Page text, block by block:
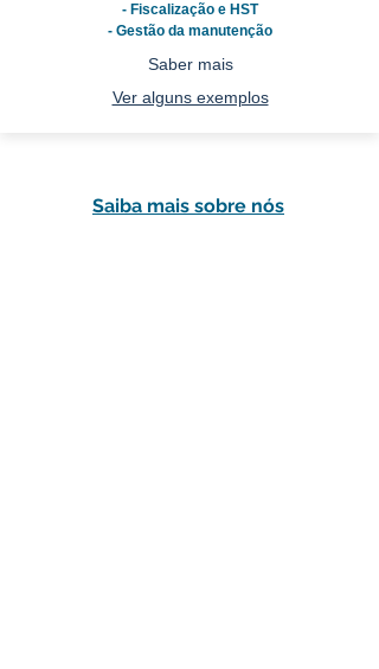
- Fiscalização e HST
- Gestão da manutenção
Saber mais
Ver alguns exemplos
Saiba mais sobre nós